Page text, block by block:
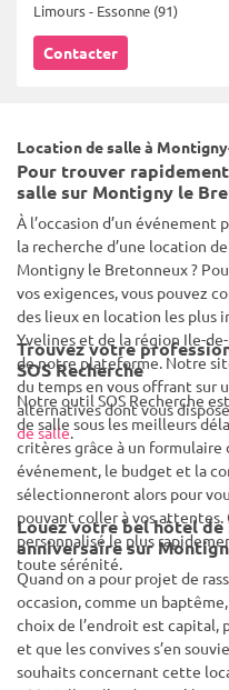
Limours - Essonne (91)
Contacter
Location de salle à
Pour trouver
salle sur Montigny le
À l’occasion d’un
la recherche d’une location
Montigny le Bretonneux ?
vos exigences, vous pouvez
des lieux en location les plus
Yvelines et de la région Ile-
de notre plateforme. Notre
du temps en vous offrant sur
alternatives dont vous
de salle.
Trouvez votre
SOS Recherche
Notre outil SOS Recherche
de salle sous les meilleurs
critères grâce à un
événement, le budget et la
sélectionneront alors pour
pouvant coller à vos attentes.
personnalisé le plus
toute sérénité.
Louez votre bel hôtel
anniversaire sur
Quand on a pour projet de
occasion, comme un
choix de l’endroit est capital,
et que les convives s’en
souhaits concernant cette